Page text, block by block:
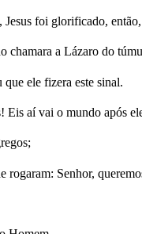
foi glorificado,
a Lázaro do
ele fizera este sinal.
Eis aí vai o mundo após
Senhor,